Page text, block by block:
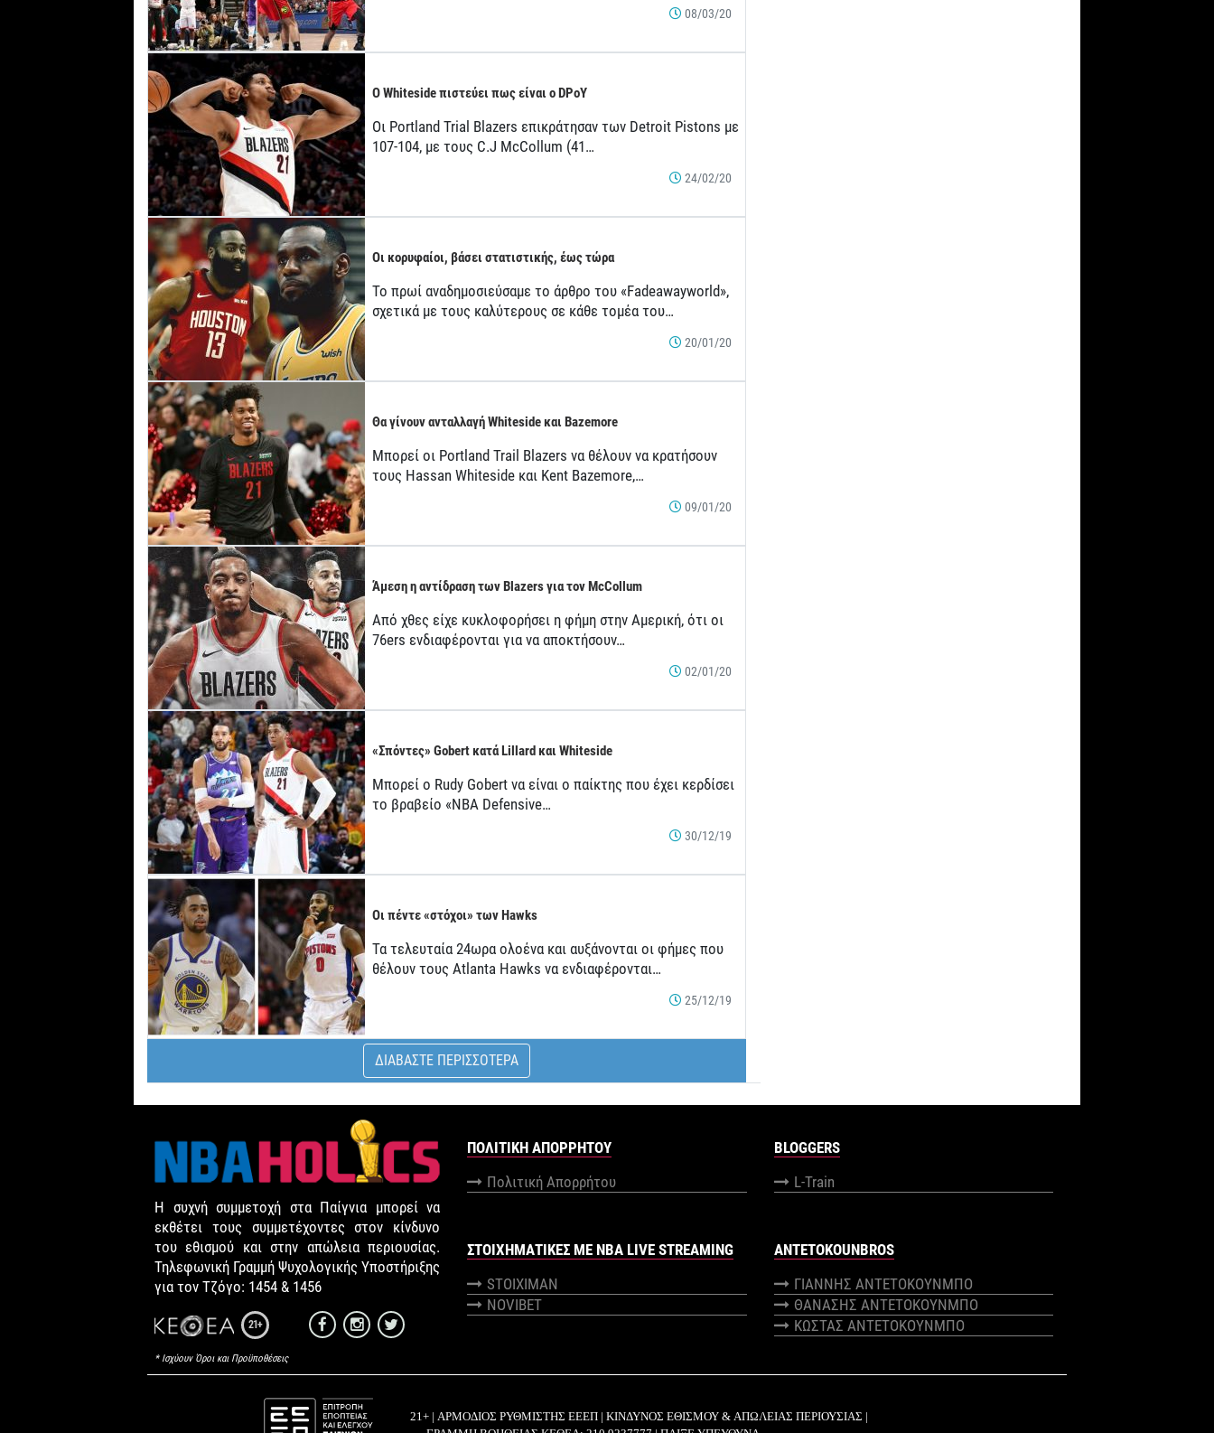
08/03/20
Ο Whiteside πιστεύει πως είναι ο DPoY
Οι Portland Trial Blazers επικράτησαν των Detroit Pistons με
107-104, με τους C.J McCollum (41…
24/02/20
Οι κορυφαίοι, βάσει στατιστικής, έως τώρα
Το πρωί αναδημοσιεύσαμε το άρθρο του «Fadeawayworld»,
σχετικά με τους καλύτερους σε κάθε τομέα του…
20/01/20
Θα γίνουν ανταλλαγή Whiteside και Bazemore
Μπορεί οι Portland Trail Blazers να θέλουν να κρατήσουν
τους Hassan Whiteside και Kent Bazemore,…
09/01/20
Άμεση η αντίδραση των Blazers για τον McCollum
Από χθες είχε κυκλοφορήσει η φήμη στην Αμερική, ότι οι
76ers ενδιαφέρονται για να αποκτήσουν…
02/01/20
«Σπόντες» Gobert κατά Lillard και Whiteside
Μπορεί ο Rudy Gobert να είναι ο παίκτης που έχει κερδίσει
το βραβείο «NBA Defensive…
30/12/19
Οι πέντε «στόχοι» των Hawks
Τα τελευταία 24ωρα ολοένα και αυξάνονται οι φήμες που
θέλουν τους Atlanta Hawks να ενδιαφέρονται…
25/12/19
ΔΙΑΒΑΣΤΕ ΠΕΡΙΣΣΟΤΕΡΑ
Η συχνή συμμετοχή στα Παίγνια μπορεί να
εκθέτει τους συμμετέχοντες στον κίνδυνο
του εθισμού και στην απώλεια περιουσίας.
Τηλεφωνική Γραμμή Ψυχολογικής Υποστήριξης
για τον Τζόγο: 1454 & 1456
21+
* Ισχύουν Όροι και Προϋποθέσεις
ΠΟΛΙΤΙΚΉ ΑΠΟΡΡΉΤΟΥ
Πολιτική Απορρήτου
BLOGGERS
L-Train
ΣΤΟΙΧΗΜΑΤΙΚΕΣ ΜΕ NBA LIVE STREAMING
STOIXIMAN
NOVIBET
ANTETOKOUNBROS
ΓΙΑΝΝΗΣ ΑΝΤΕΤΟΚΟΥΝΜΠΟ
ΘΑΝΑΣΗΣ ΑΝΤΕΤΟΚΟΥΝΜΠΟ
ΚΩΣΤΑΣ ΑΝΤΕΤΟΚΟΥΝΜΠΟ